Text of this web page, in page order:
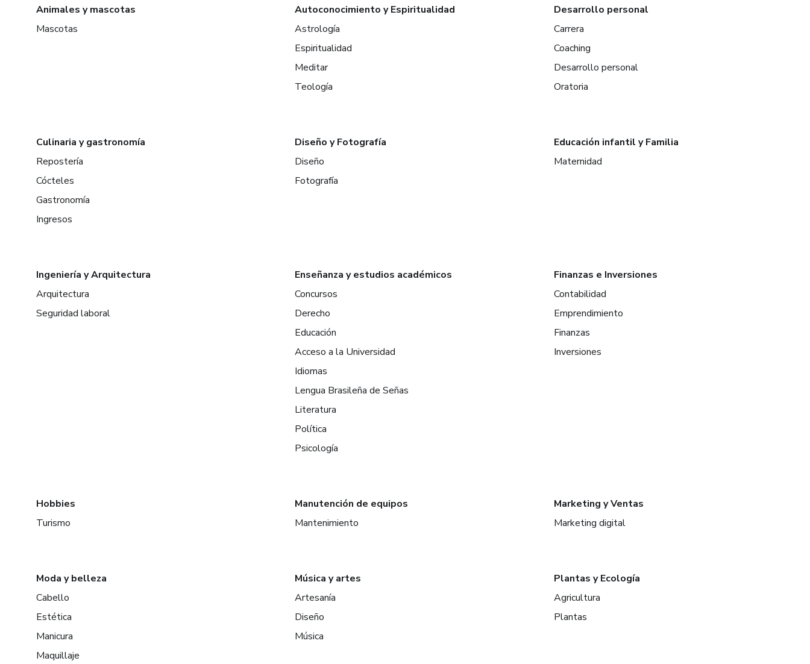
Animales y mascotas
Mascotas
Autoconocimiento y Espiritualidad
Astrología
Espiritualidad
Meditar
Teología
Desarrollo personal
Carrera
Coaching
Desarrollo personal
Oratoria
Culinaria y gastronomía
Repostería
Cócteles
Gastronomía
Ingresos
Diseño y Fotografía
Diseño
Fotografía
Educación infantil y Familia
Maternidad
Ingeniería y Arquitectura
Arquitectura
Seguridad laboral
Enseñanza y estudios académicos
Concursos
Derecho
Educación
Acceso a la Universidad
Idiomas
Lengua Brasileña de Señas
Literatura
Política
Psicología
Finanzas e Inversiones
Contabilidad
Emprendimiento
Finanzas
Inversiones
Hobbies
Turismo
Manutención de equipos
Mantenimiento
Marketing y Ventas
Marketing digital
Moda y belleza
Cabello
Estética
Manicura
Maquillaje
Música y artes
Artesanía
Diseño
Música
Plantas y Ecología
Agricultura
Plantas